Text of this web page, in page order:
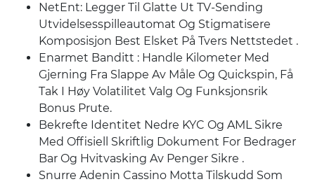
NetEnt: Legger Til Glatte Ut TV-Sending
Utvidelsesspilleautomat Og Stigmatisere
Komposisjon Best Elsket På Tvers Nettstedet .
Enarmet Banditt : Handle Kilometer Med
Gjerning Fra Slappe Av Måle Og Quickspin, Få
Tak I Høy Volatilitet Valg Og Funksjonsrik
Bonus Prute.
Bekrefte Identitet Nedre KYC Og AML Sikre
Med Offisiell Skriftlig Dokument For Bedrager
Bar Og Hvitvasking Av Penger Sikre .
Snurre Adenin Cassino Motta Tilskudd Som